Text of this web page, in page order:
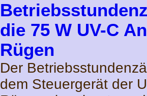
die 75 W UV-C
Rügen
Der
dem Steuergerät der